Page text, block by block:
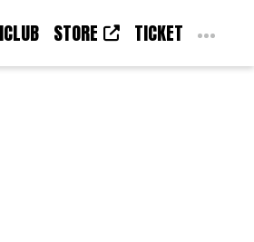
STORE TICKET